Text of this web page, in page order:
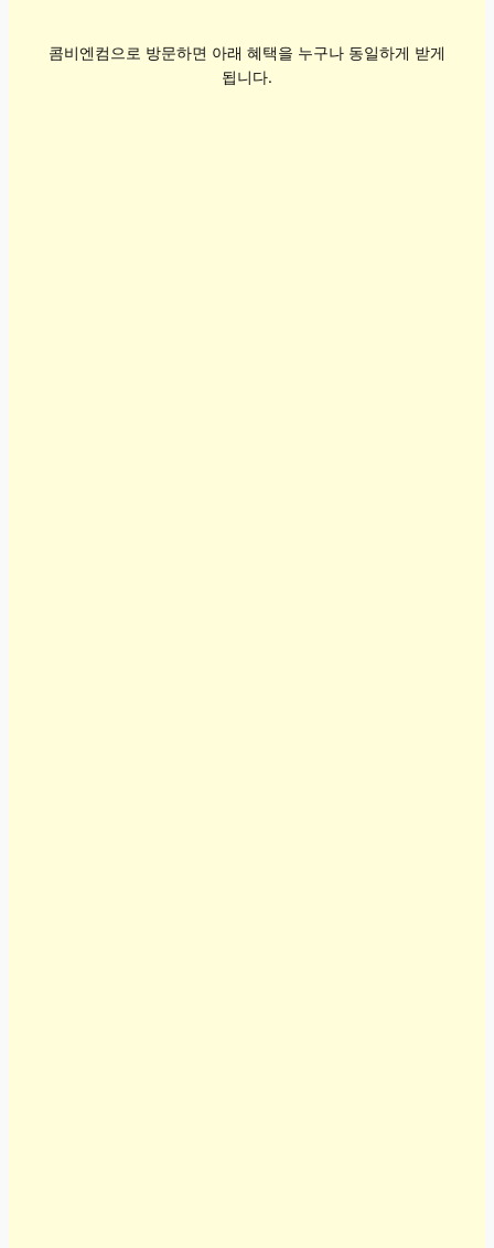
콤비엔컴으로 방문하면 아래 혜택을 누구나 동일하게 받게
됩니다.